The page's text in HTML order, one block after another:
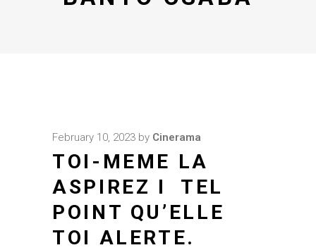
February 10, 2023 by Cinerama
TOI-MEME LA
ASPIREZ I TEL
POINT QU’ELLE
TOI ALERTE.